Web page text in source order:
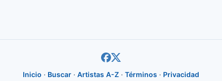
Inicio · Buscar · Artistas A-Z · Términos · Privacidad